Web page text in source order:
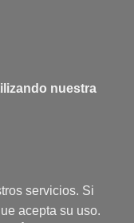
nuestra
servicios. Si
acepta su uso.